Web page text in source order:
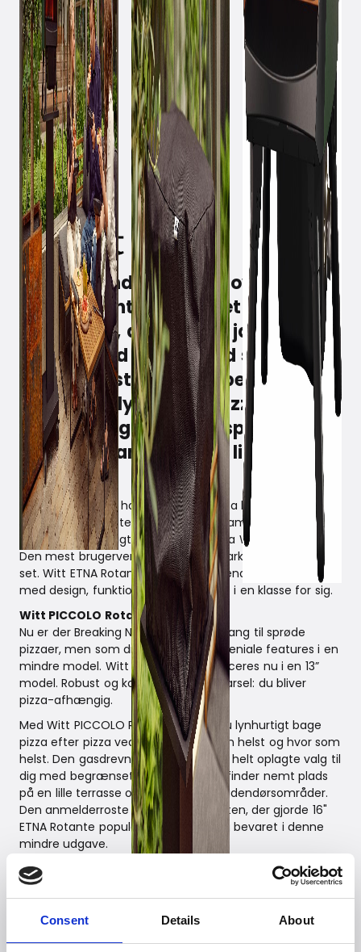
Consent Details About
July 19, 2024
Den prisvindende pizzaovn, Witt
ETNA Rotante, har taget
forbrugere, anmeldere, ja, hele
verden med storm. Med sin
roterende sten og dobbeltbrænder
bager den lynhurtigt pizza efter
pizza med garanteret sprødhed.
Nu har Rotante fået en lillebror:
PICCOLO.
Helt ærligt, hvem havde troet, at pizza kunne smage SÅ
godt, før man satte tænderne i en dampende varm,
sprød, hjemmebagt pizza – direkte fra Witt pizzaovnen.
Den mest brugervenlige pizzaovn, markedet endnu har
set. Witt ETNA Rotante er en prisvindende* pizzaovn
med design, funktionalitet og kvalitet i en klasse for sig.
Witt PICCOLO Rotante
Nu er der Breaking News til dig med hang til sprøde
pizzaer, men som drømmer om de geniale features i en
mindre model. Witt ETNA Rotante lanceres nu i en 13”
model. Robust og kompakt. Men advarsel: du bliver
pizza-afhængig.
Med Witt PICCOLO Rotante 13" kan du lynhurtigt bage
pizza efter pizza ved 500°C - når som helst og hvor som
helst. Den gasdrevne pizzaovn er det helt oplagte valg til
dig med begrænset plads. PICCOLO finder nemt plads
på en lille terrasse og andre mindre udendørsområder.
Den anmelderroste roterende pizzasten, der gjorde 16"
ETNA Rotante populær, er selvfølgelig bevaret i denne
mindre udgave.
Med sit maskuline udtryk er alle Witt pizzaovnene
fremstillet til at holde år efter år, pizza efter pizza.
Bundsolide materialer er lig med robusthed og kvalitet.
Dobbeltisolering, miljøvenlig, energibesparende – og